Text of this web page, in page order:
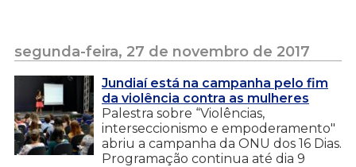
segunda-feira, 27 de novembro de 2017
Jundiaí está na campanha pelo fim
da violência contra as mulheres
Palestra sobre “Violências,
interseccionismo e empoderamento"
abriu a campanha da ONU dos 16 Dias.
Programação continua até dia 9